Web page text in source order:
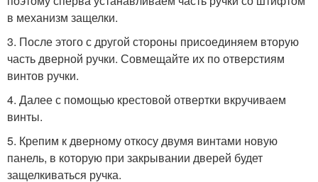
в механизм защелки.
3. После этого с другой стороны присоединяем вторую
часть дверной ручки. Совмещайте их по отверстиям
винтов ручки.
4. Далее с помощью крестовой отвертки вкручиваем
винты.
5. Крепим к дверному откосу двумя винтами новую
панель, в которую при закрывании дверей будет
защелкиваться ручка.